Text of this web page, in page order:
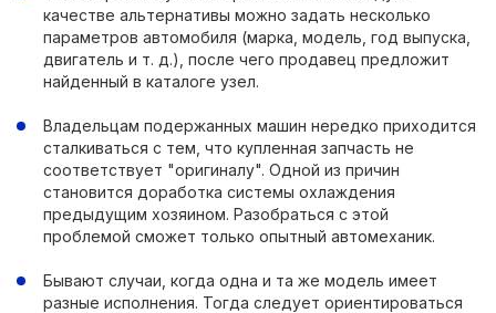
качестве альтернативы можно задать несколько
параметров автомобиля (марка, модель, год выпуска,
двигатель и т. д.), после чего продавец предложит
найденный в каталоге узел.
Владельцам подержанных машин нередко приходится
сталкиваться с тем, что купленная запчасть не
соответствует "оригиналу". Одной из причин
становится доработка системы охлаждения
предыдущим хозяином. Разобраться с этой
проблемой сможет только опытный автомеханик.
Бывают случаи, когда одна и та же модель имеет
разные исполнения. Тогда следует ориентироваться